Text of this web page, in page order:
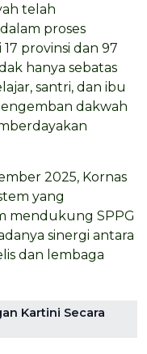
telah
proses
provinsi dan 97
hanya sebatas
santri, dan ibu
dakwah
2025, Kornas
yang
mendukung SPPG
sinergi antara
dan lembaga
Kartini Secara